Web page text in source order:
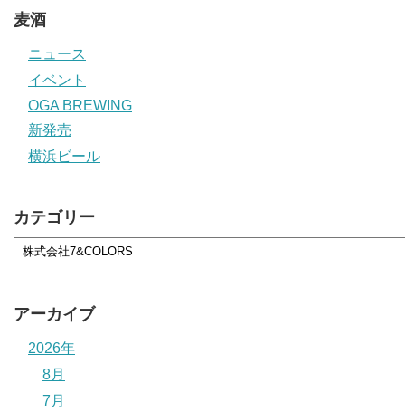
麦酒
ニュース
イベント
OGA BREWING
新発売
横浜ビール
カテゴリー
アーカイブ
2026年
8月
7月